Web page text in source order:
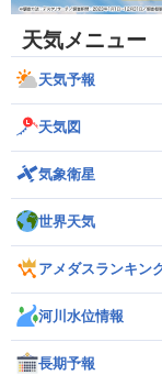
天気メニュー
天気予報
天気図
気象衛星
世界天気
アメダスランキン
河川水位情報
長期予報